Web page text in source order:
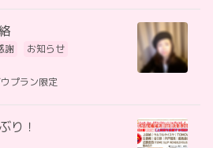
謝
お知らせ
プラン限定
り！